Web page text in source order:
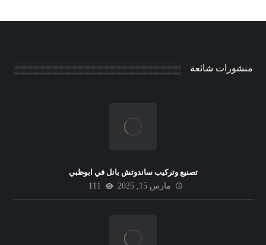
منشورات شائعة
تصنيع وتركيب ساندوتش بانل في ابوظبي
مارس 15, 2025
111